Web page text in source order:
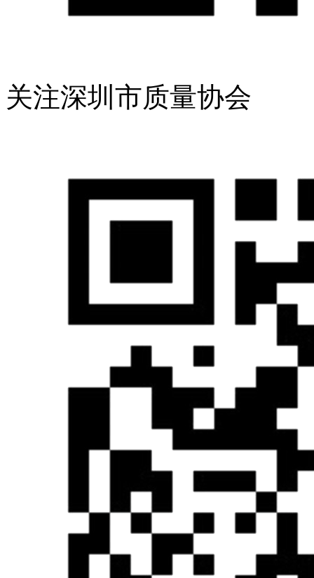
关注深圳市质量协会